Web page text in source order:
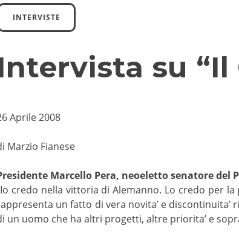
INTERVISTE
su “Il
Aprile 2008
Marzio Fianese
Marcello Pera, neoeletto senatore del
credo nella vittoria di Alemanno. Lo credo per
un fatto di vera novita’ e
un uomo che ha altri progetti, altre priorita’ e